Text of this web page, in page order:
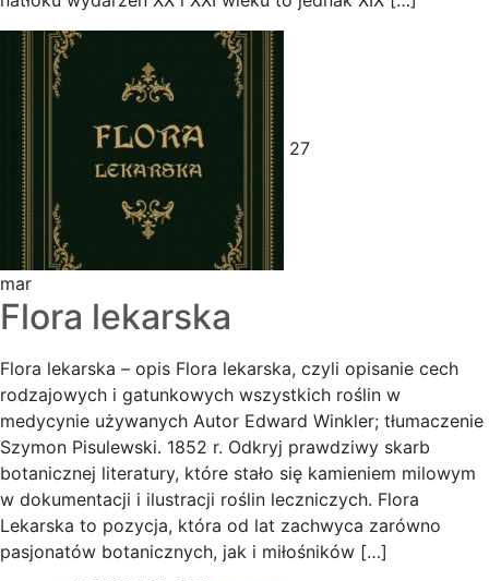
27
mar
Flora lekarska
Flora lekarska – opis Flora lekarska, czyli opisanie cech
rodzajowych i gatunkowych wszystkich roślin w
medycynie używanych Autor Edward Winkler; tłumaczenie
Szymon Pisulewski. 1852 r. Odkryj prawdziwy skarb
botanicznej literatury, które stało się kamieniem milowym
w dokumentacji i ilustracji roślin leczniczych. Flora
Lekarska to pozycja, która od lat zachwyca zarówno
pasjonatów botanicznych, jak i miłośników […]